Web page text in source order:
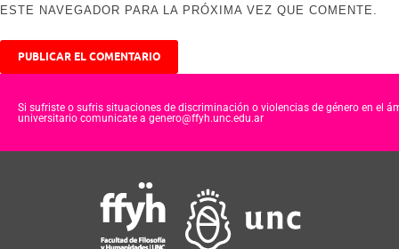
ESTE NAVEGADOR PARA LA PRÓXIMA VEZ QUE COMENTE.
Si sufriste o sufris situaciones de discriminación o violencias de género en el
universitario comunicate a genero@ffyh.unc.edu.ar